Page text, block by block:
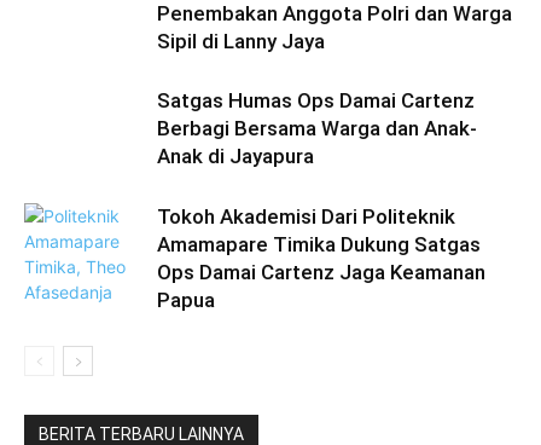
Penembakan Anggota Polri dan Warga
Sipil di Lanny Jaya
Satgas Humas Ops Damai Cartenz
Berbagi Bersama Warga dan Anak-
Anak di Jayapura
Tokoh Akademisi Dari Politeknik
Amamapare Timika Dukung Satgas
Ops Damai Cartenz Jaga Keamanan
Papua
BERITA TERBARU LAINNYA